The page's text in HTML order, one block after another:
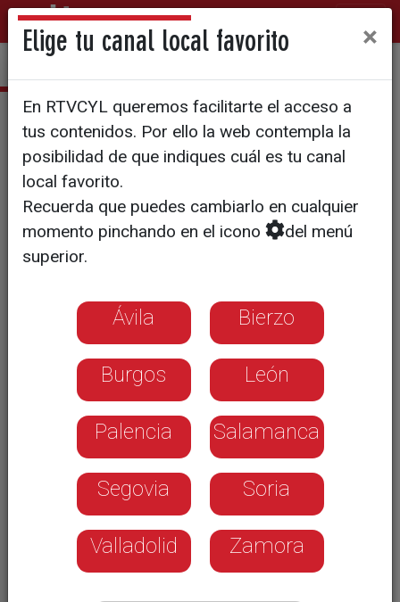
Teatreros
T1/E16: El teatro de la ilusión:
máscaras y títeres
Teatreros rinde un homenaje a los
titiriteros y figurinistas que se
encargan de hacer realidad cualquier
Elige tu canal local favorito ×
En RTVCYL queremos facilitarte el acceso a
tus contenidos. Por ello la web contempla la
posibilidad de que indiques cuál es tu canal
local favorito.
Recuerda que puedes cambiarlo en cualquier
momento pinchando en el icono
del menú
superior.
Ávila Bierzo
Burgos León
Palencia Salamanca
Segovia Soria
Valladolid Zamora